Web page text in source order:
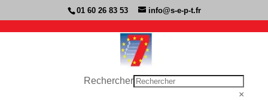
01 60 26 83 53 info@s-e-p-t.fr
Rechercher
×